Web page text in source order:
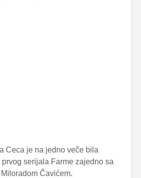
Ceca je na jedno veče bila
serijala Farme zajedno sa
Čavićem.